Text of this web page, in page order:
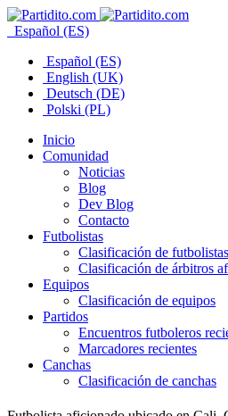
Español (ES)
Español (ES)
English (UK)
Deutsch (DE)
Polski (PL)
Inicio
Comunidad
Noticias
Blog
Dev Blog
Contacto
Futbolistas
Clasificación de
Clasificación de árbitros
Equipos
Clasificación de equipos
Partidos
Encuentros futboleros
Marcadores recientes
Canchas
Clasificación de canchas